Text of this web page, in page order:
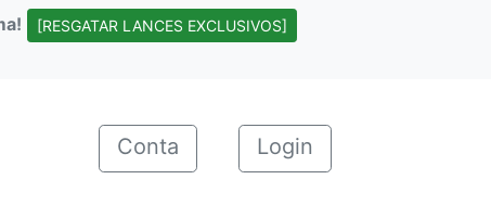
[RESGATAR LANCES EXCLUSIVOS]
Conta (current)Login